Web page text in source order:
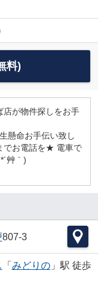
料)
が物件探しをお手
懸命お手伝い致し
でお電話を★ 電車で
艸｀)
807-3
「 みどりの」駅 徒歩